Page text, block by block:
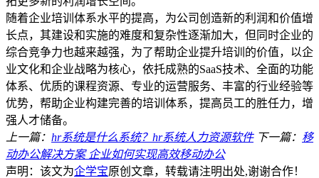
随着企业培训体系水平的提高，为公司创造新的利润和价值增
长点，其建设和实施的难度和复杂性逐渐加大，但同时企业的
综合竞争力也越来越强，为了帮助企业提升培训的价值，以企
业文化和企业战略为核心，依托成熟的SaaS技术、全面的功能
体系、优质的课程资源、专业的运营服务、丰富的行业经验等
优势，帮助企业构建完善的培训体系，提高员工的胜任力，增
强人才储备。
上一篇： hr系统是什么系统？hr系统人力资源软件 下一篇： 移
动办公解决方案 企业如何实现高效移动办公
声明：该文为企学宝原创文章，转载请注明出处,谢谢合作！